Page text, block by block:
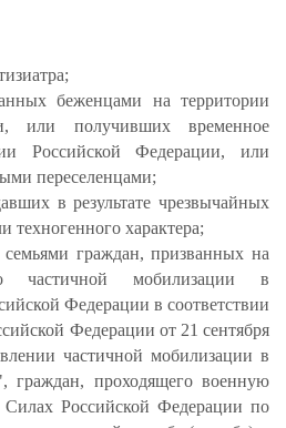
беженцами на территории
или получивших временное
Российской Федерации, или
переселенцами;
в результате чрезвычайных
техногенного характера;
граждан, призванных на
мобилизации в
Федерации в соответствии
Федерации от 21 сентября
частичной мобилизации в
граждан, проходящего военную
Российской Федерации по